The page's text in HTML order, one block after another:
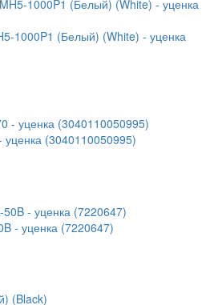
1000P1 (Белый) (White) - уценка
(3040110050995)
- уценка (7220647)